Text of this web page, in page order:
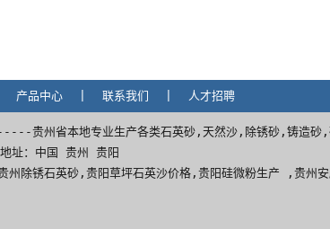
产品中心 联系我们 人才招聘
州省本地专业生产各类石英砂,天然沙,除锈砂,铸造砂,
址：中国 贵州 贵阳
州除锈石英砂 ,贵阳草坪石英沙价格,贵阳硅微粉生产 ,贵州